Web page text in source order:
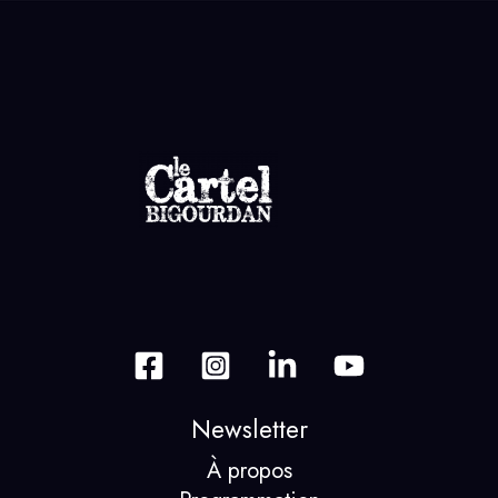
Newsletter
À propos